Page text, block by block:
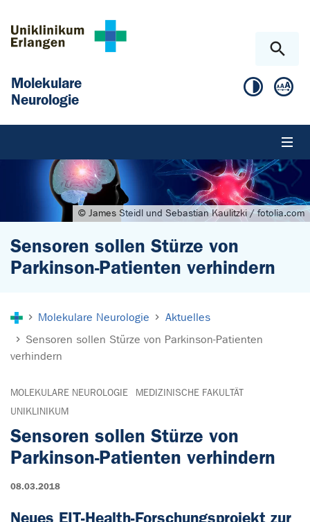
Molekulare
Neurologie
© James Steidl und Sebastian Kaulitzki / fotolia.com
Sensoren sollen Stürze von
Parkinson-Patienten verhindern
Molekulare Neurologie
Aktuelles
Sensoren sollen Stürze von Parkinson-Patienten
verhindern
MOLEKULARE NEUROLOGIE
MEDIZINISCHE FAKULTÄT
UNIKLINIKUM
Sensoren sollen Stürze von
Parkinson-Patienten verhindern
08.03.2018
Neues EIT-Health-Forschungsprojekt zur